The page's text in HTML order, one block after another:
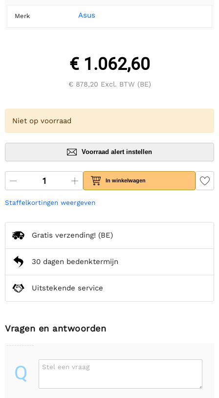
Merk Asus
€ 1.062,60
€ 878,20 Excl. BTW (BE)
Niet op voorraad
Voorraad alert instellen
In winkelwagen
Staffelkortingen weergeven
Gratis verzending! (BE)
30 dagen bedenktermijn
Uitstekende service
Vragen en antwoorden
Q Stel een vraag